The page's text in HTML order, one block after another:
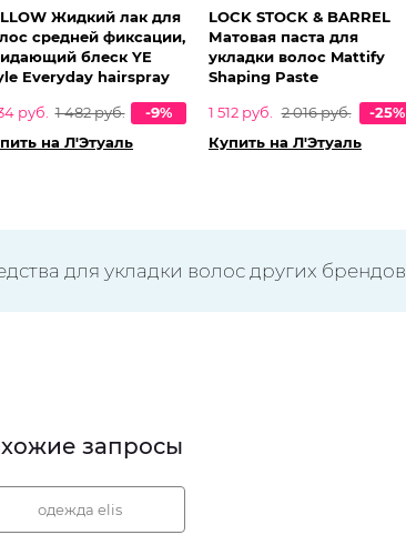
Жидкий лак для
средней фиксации,
блеск YE
Everyday hairspray
руб. 1 482 руб.
-9%
на Л'Этуаль
LOCK STOCK & BARREL
Матовая паста для
укладки волос Mattify
Shaping Paste
1 512 руб.
2 016 руб.
-25%
Купить на Л'Этуаль
для укладки волос других брендов
запросы
одежда elis